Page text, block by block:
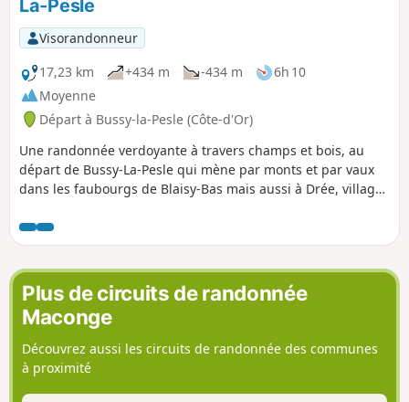
La-Pesle
Visorandonneur
17,23 km
+434 m -434 m
6h 10
Moyenne
Départ à Bussy-la-Pesle (Côte-d'Or)
Une randonnée verdoyante à travers champs et bois, au
départ de Bussy-La-Pesle qui mène par monts et par vaux
dans les faubourgs de Blaisy-Bas mais aussi à Drée, village
anciennes construites avec les pierres de l'ancien château.
Plus de circuits de randonnée
Maconge
Découvrez aussi les circuits de randonnée des communes
à proximité